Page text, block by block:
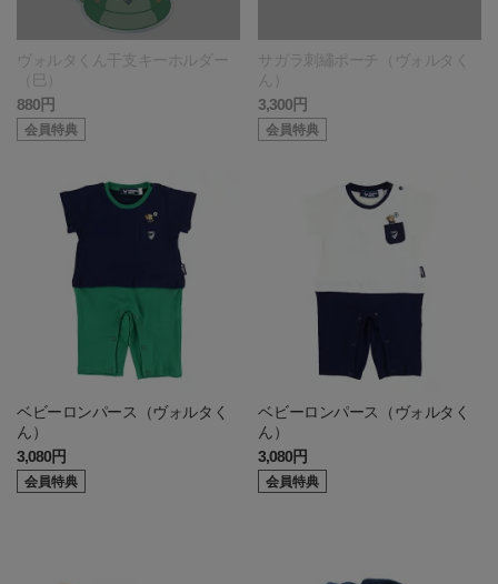
ヴォルタくん干支キーホルダー
（巳）
880円
会員特典
サガラ刺繡ポーチ（ヴォルタく
ん）
3,300円
会員特典
ベビーロンパース（ヴォルタく
ん）
3,080円
会員特典
ベビーロンパース（ヴォルタく
ん）
3,080円
会員特典